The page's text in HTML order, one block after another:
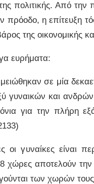
πολιτικής. Από
πρόοδο, η επίτευξη
της οικονομικής
ευρήματα:
σε μία
γυναικών και
για την πλήρη
γυναίκες είναι
χώρες αποτελούν την
των χωρών τους